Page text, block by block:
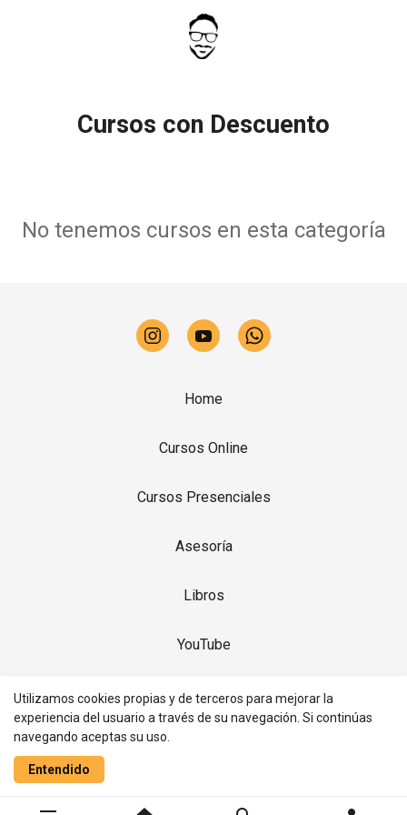
Cursos con Descuento
No tenemos cursos en esta categoría
Home
Cursos Online
Cursos Presenciales
Asesoría
Libros
YouTube
Contacto
Utilizamos cookies propias y de terceros para mejorar la
experiencia del usuario a través de su navegación. Si continúas
navegando aceptas su uso.
Entendido